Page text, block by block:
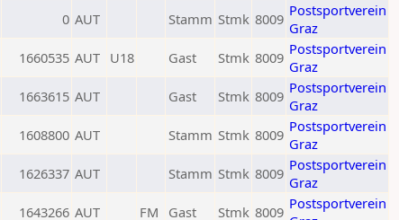
0 AUT Stamm Stmk 8009 Postsportverein
Graz
1660535 AUT U18 Gast Stmk 8009 Postsportverein
Graz
1663615 AUT Gast Stmk 8009 Postsportverein
Graz
1608800 AUT Stamm Stmk 8009 Postsportverein
Graz
1626337 AUT Stamm Stmk 8009 Postsportverein
Graz
1643266 AUT FM Gast Stmk 8009 Postsportverein